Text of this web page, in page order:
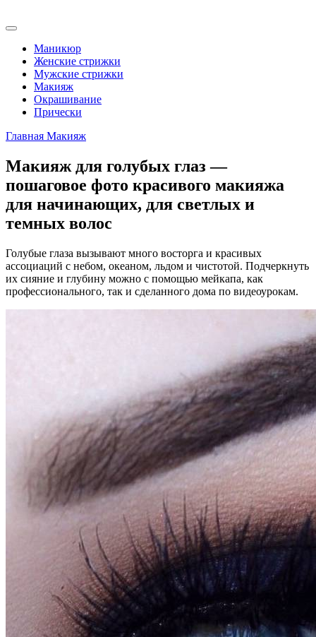
Маникюр
Женские стрижки
Мужские стрижки
Макияж
Окрашивание
Прически
Главная Макияж
Макияж для голубых глаз —
пошаговое фото красивого макияжа
для начинающих, для светлых и
темных волос
Голубые глаза вызывают много восторга и красивых
ассоциаций с небом, океаном, льдом и чистотой. Подчеркнуть
их сияние и глубину можно с помощью мейкапа, как
профессионального, так и сделанного дома по видеоурокам.